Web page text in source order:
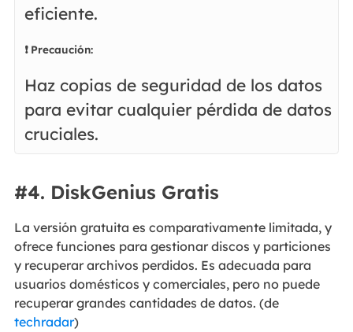
eficiente.
❗ Precaución:
Haz copias de seguridad de los datos
para evitar cualquier pérdida de datos
cruciales.
#4. DiskGenius Gratis
La versión gratuita es comparativamente limitada, y
ofrece funciones para gestionar discos y particiones
y recuperar archivos perdidos. Es adecuada para
usuarios domésticos y comerciales, pero no puede
recuperar grandes cantidades de datos. (de
techradar)